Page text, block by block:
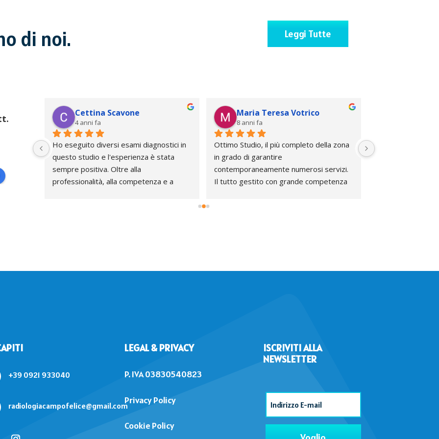
di noi. Leggi Tutte
Cettina Scavone
4 anni fa
Ho eseguito diversi esami diagnostici in
questo studio e l'esperienza è stata
sempre positiva. Oltre alla
professionalità, alla competenza e a
Maria Teresa Votrico
8 anni fa
Ottimo Studio, il più completo della zona
in grado di garantire
contemporaneamente numerosi servizi.
Il tutto gestito con grande competenza
+39 0921 933040
radiologiacampofelice@gmail.com
LEGAL & PRIVACY
P. IVA 03830540823
Privacy Policy
Cookie Policy
ISCRIVITI ALLA
NEWSLETTER